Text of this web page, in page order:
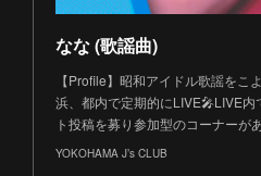
なな (歌謡曲)
【Profile】昭和アイドル歌謡をこ
浜、都内で定期的にLIVE🎤LIVE
ト投稿を募り参加型のコーナー
YOKOHAMA J’s CLUB